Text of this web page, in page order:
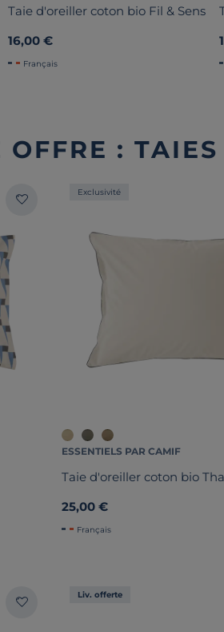
Taie d'oreiller coton bio Fil & Sens
16,00 €
Français
OFFRE :
Exclusivité
ESSENTIELS PAR CAMIF
Taie d'oreiller coton bio
25,00 €
Français
Liv. offerte